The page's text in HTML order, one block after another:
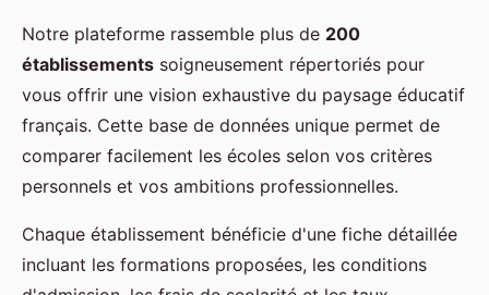
Notre plateforme rassemble plus de 200
établissements soigneusement répertoriés pour
vous offrir une vision exhaustive du paysage éducatif
français. Cette base de données unique permet de
comparer facilement les écoles selon vos critères
personnels et vos ambitions professionnelles.
Chaque établissement bénéficie d'une fiche détaillée
incluant les formations proposées, les conditions